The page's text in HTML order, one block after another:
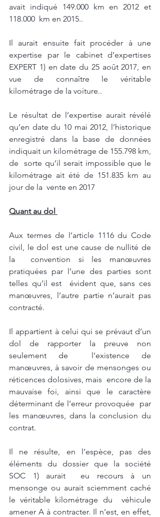
avait indiqué 149.000 km en 2012 et
118.000  km en 2015..
Il aurait ensuite fait procéder à une
expertise par le cabinet d’expertises
EXPERT 1) en date du 25 août 2017, en
vue de connaître le véritable
kilométrage de la voiture..
Le résultat de l’expertise aurait révélé
qu’en date du 10 mai 2012, l’historique
enregistré dans la base de données
indiquait un kilométrage de 155.798 km,
de  sorte qu’il serait impossible que le
kilométrage ait été de 151.835 km au
jour de la  vente en 2017
Quant au dol
Aux termes de l’article 1116 du Code
civil, le dol est une cause de nullité de
la  convention si les manœuvres
pratiquées par l’une des parties sont
telles qu’il est  évident que, sans ces
manœuvres, l’autre partie n’aurait pas
contracté.
Il appartient à celui qui se prévaut d’un
dol de rapporter la preuve non
seulement de  l’existence de
manœuvres, à savoir de mensonges ou
réticences dolosives, mais  encore de la
mauvaise foi, ainsi que le caractère
déterminant de l’erreur provoquée  par
les manœuvres, dans la conclusion du
contrat.
Il ne résulte, en l’espèce, pas des
éléments du dossier que la société
SOC 1) aurait  eu recours à un
mensonge ou aurait sciemment caché
le véritable kilométrage du  véhicule
amener A à contracter. Il n’est, en effet,